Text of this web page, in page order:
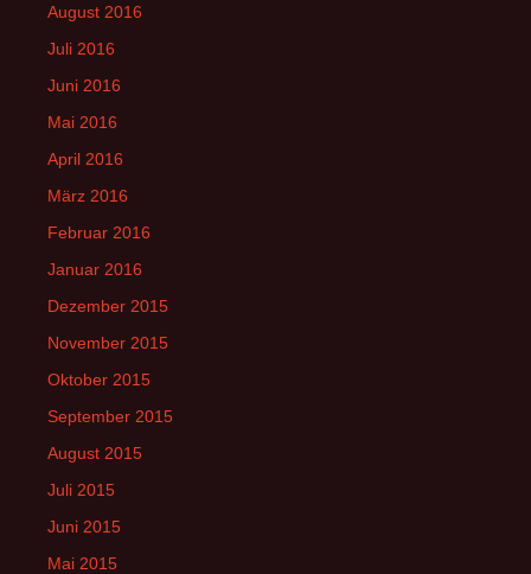
August 2016
Juli 2016
Juni 2016
Mai 2016
April 2016
März 2016
Februar 2016
Januar 2016
Dezember 2015
November 2015
Oktober 2015
September 2015
August 2015
Juli 2015
Juni 2015
Mai 2015